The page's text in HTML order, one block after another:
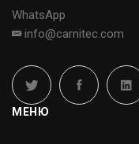
WhatsApp
info@carnitec.com
МЕНЮ